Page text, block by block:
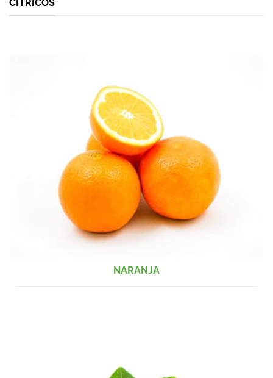
CÍTRICOS
NARANJA